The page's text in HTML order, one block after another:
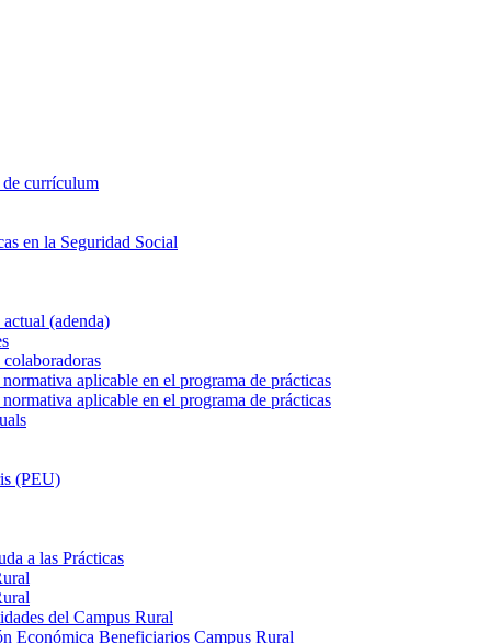
currículum
en la Seguridad Social
(adenda)
aplicable en el programa de prácticas
aplicable en el programa de prácticas
(PEU)
a las Prácticas
del Campus Rural
Económica Beneficiarios Campus Rural